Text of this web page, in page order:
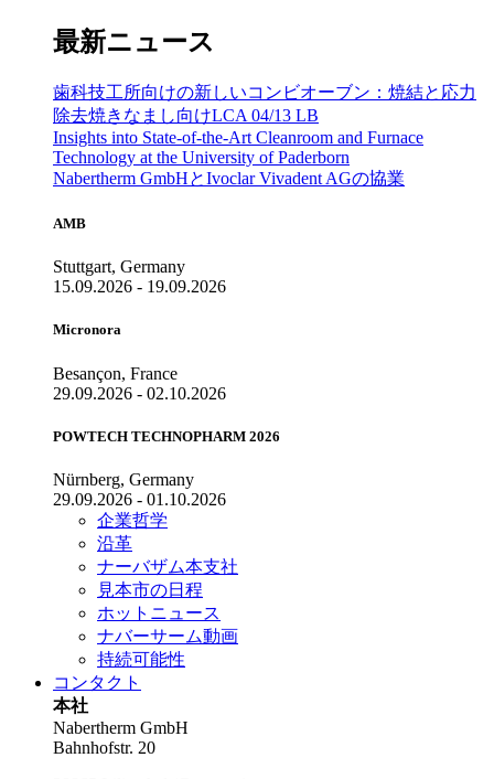
最新ニュース
歯科技工所向けの新しいコンビオーブン：焼結と応力
除去焼きなまし向けLCA 04/13 LB
Insights into State-of-the-Art Cleanroom and Furnace
Technology at the University of Paderborn
Nabertherm GmbHとIvoclar Vivadent AGの協業
AMB
Stuttgart, Germany
15.09.2026 - 19.09.2026
Micronora
Besançon, France
29.09.2026 - 02.10.2026
POWTECH TECHNOPHARM 2026
Nürnberg, Germany
29.09.2026 - 01.10.2026
企業哲学
沿革
ナーバザム本支社
見本市の日程
ホットニュース
ナバーサーム動画
持続可能性
コンタクト
本社
Nabertherm GmbH
Bahnhofstr. 20